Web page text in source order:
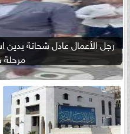
رجل الأعمال عادل شحاتة يدين
مرحلة